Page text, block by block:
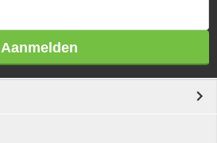
Aanmelden